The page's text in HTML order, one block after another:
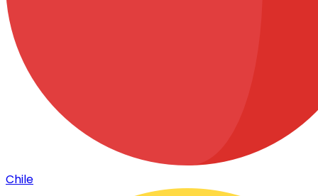
Chile